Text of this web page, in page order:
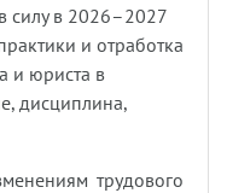
силу в 2026–2027
и отработка
и юриста в
дисциплина,
трудового